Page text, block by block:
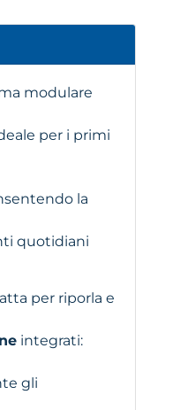
modulare
per i primi
la
quotidiani
per riporla e
integrati:
gli